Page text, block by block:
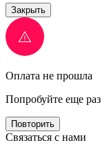
Закрыть
Оплата не прошла
Попробуйте еще раз
Повторить
Связаться с нами